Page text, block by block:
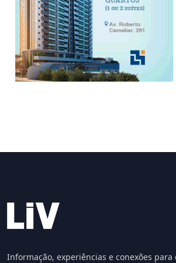
Informação, experiências e conexões